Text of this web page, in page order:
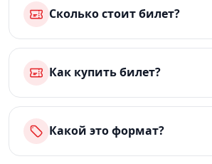
Сколько стоит билет?
Как купить билет?
Какой это формат?